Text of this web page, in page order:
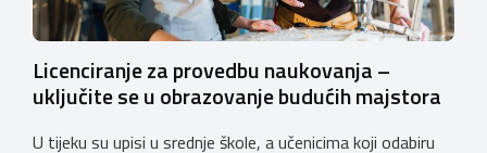
Licenciranje za provedbu naukovanja –
uključite se u obrazovanje budućih majstora
U tijeku su upisi u srednje škole, a učenicima koji odabiru